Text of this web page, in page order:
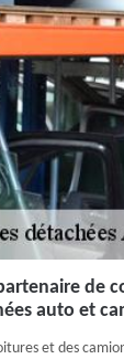
de
auto et
et des